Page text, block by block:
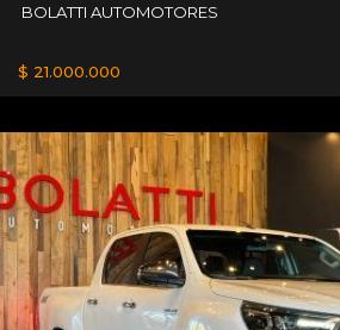
BOLATTI AUTOMOTORES
$ 21.000.000